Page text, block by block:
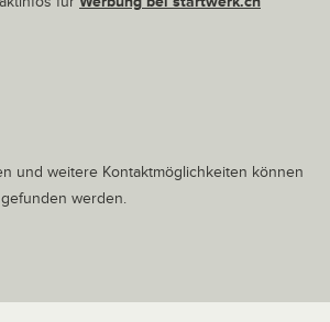
und weitere Kontaktmöglichkeiten können
gefunden werden.